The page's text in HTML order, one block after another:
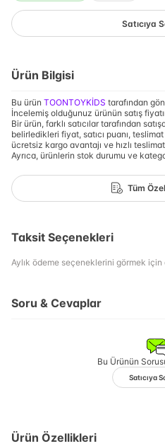
Satıcıya
Ürün Bilgisi
Bu ürün TOONTOYKİDS tarafından
İncelemiş olduğunuz ürünün satış
Bir ürün, farklı satıcılar tarafından
belirledikleri fiyat, satıcı puanı,
ücretsiz kargo avantajı ve hızlı
Ayrıca, ürünlerin stok durumu ve
Tüm
Taksit Seçenekleri
Aylık ödeme seçeneklerini görmek için
Soru & Cevaplar
Bu Ürünün
Satıcıya
Ürün Özellikleri